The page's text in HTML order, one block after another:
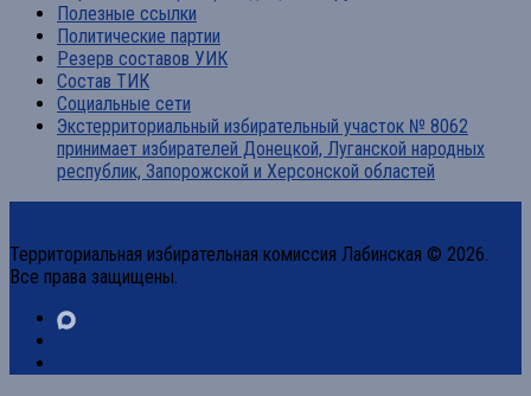
Полезные ссылки
Политические партии
Резерв составов УИК
Состав ТИК
Социальные сети
Экстерриториальный избирательный участок № 8062
принимает избирателей Донецкой, Луганской народных
республик, Запорожской и Херсонской областей
Территориальная избирательная комиссия Лабинская © 2026.
Все права защищены.